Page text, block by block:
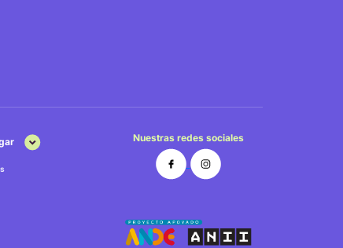
Nuestras redes sociales